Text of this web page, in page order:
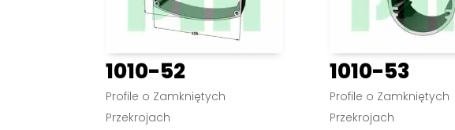
1010-52
Profile o Zamkniętych
Przekrojach
1010-53
Profile o Zamkniętych
Przekrojach